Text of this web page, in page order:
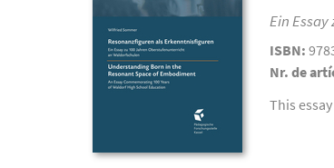
Ein
ISBN:
Nr. de
This